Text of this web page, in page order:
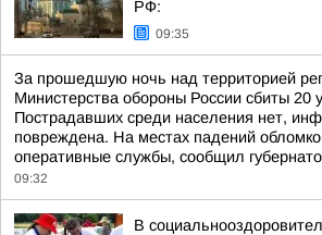
РФ:
09:35
За прошедшую ночь над территорией
Министерства обороны России сбиты 20
Пострадавших среди населения нет,
повреждена. На местах падений
оперативные службы, сообщил
09:32
В